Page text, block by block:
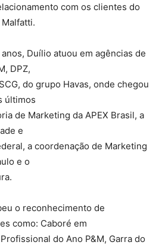
com os clientes do
Duílio atuou em agências de
DPZ,
do grupo Havas, onde chegou
últimos
de Marketing da APEX Brasil, a
e
a coordenação de Marketing
e o
o reconhecimento de
como: Caboré em
do Ano P&M, Garra do